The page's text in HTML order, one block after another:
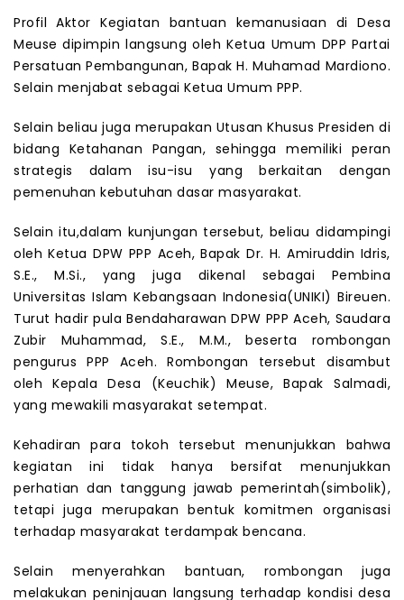
Profil Aktor Kegiatan bantuan kemanusiaan di Desa
Meuse dipimpin langsung oleh Ketua Umum DPP Partai
Persatuan Pembangunan, Bapak H. Muhamad Mardiono.
Selain menjabat sebagai Ketua Umum PPP.
Selain beliau juga merupakan Utusan Khusus Presiden di
bidang Ketahanan Pangan, sehingga memiliki peran
strategis dalam isu-isu yang berkaitan dengan
pemenuhan kebutuhan dasar masyarakat.
Selain itu,dalam kunjungan tersebut, beliau didampingi
oleh Ketua DPW PPP Aceh, Bapak Dr. H. Amiruddin Idris,
S.E., M.Si., yang juga dikenal sebagai Pembina
Universitas Islam Kebangsaan Indonesia(UNIKI) Bireuen.
Turut hadir pula Bendaharawan DPW PPP Aceh, Saudara
Zubir Muhammad, S.E., M.M., beserta rombongan
pengurus PPP Aceh. Rombongan tersebut disambut
oleh Kepala Desa (Keuchik) Meuse, Bapak Salmadi,
yang mewakili masyarakat setempat.
Kehadiran para tokoh tersebut menunjukkan bahwa
kegiatan ini tidak hanya bersifat menunjukkan
perhatian dan tanggung jawab pemerintah(simbolik),
tetapi juga merupakan bentuk komitmen organisasi
terhadap masyarakat terdampak bencana.
Selain menyerahkan bantuan, rombongan juga
melakukan peninjauan langsung terhadap kondisi desa